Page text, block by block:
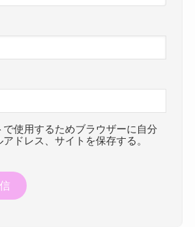
で使用するためブラウザーに自分
ドレス、サイトを保存する。